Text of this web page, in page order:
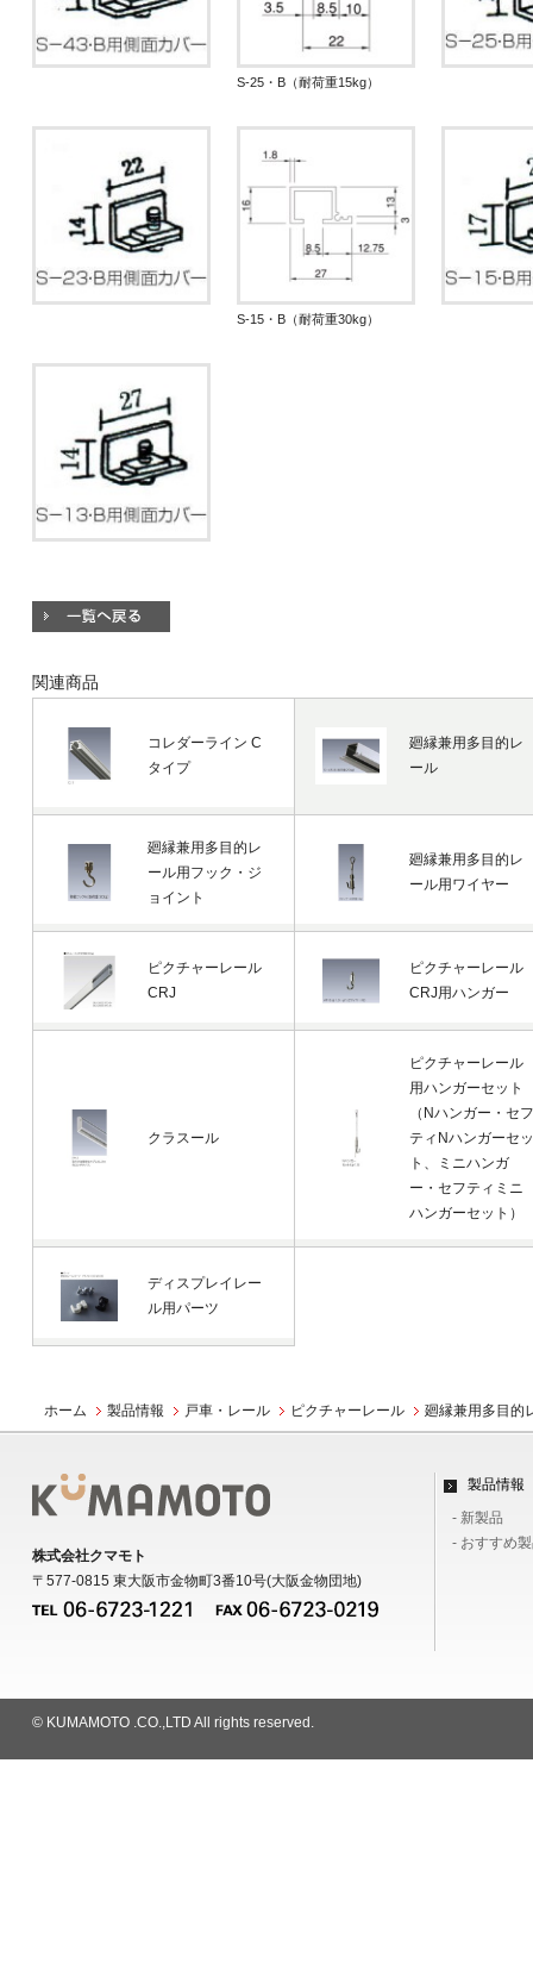
S-25・B（耐荷重15kg）
S-15・B（耐荷重30kg）
関連商品
コレダーライン C
タイプ
廻縁兼用多目的レ
ール
廻縁兼用多目的レ
ール用フック・ジ
ョイント
廻縁兼用多目的レ
ール用ワイヤー
ピクチャーレール
CRJ
ピクチャーレール
CRJ用ハンガー
クラスール
ピクチャーレール
用ハンガーセット
（Nハンガー・セ
ティNハンガーセ
ト、ミニハンガ
ー・セフティミニ
ハンガーセット）
ディスプレイレー
ル用パーツ
ホーム 製品情報 戸車・レール ピクチャーレール 廻縁兼用多目的
株式会社クマモト
〒577-0815 東大阪市金物町3番10号(大阪金物団地)
製品情報
- 新製品
- おすすめ
© KUMAMOTO .CO.,LTD All rights reserved.